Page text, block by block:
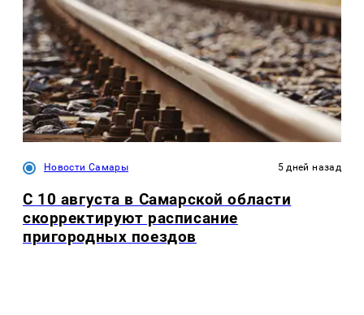
Новости Самары 5 дней назад
С 10 августа в Самарской области
скорректируют расписание
пригородных поездов